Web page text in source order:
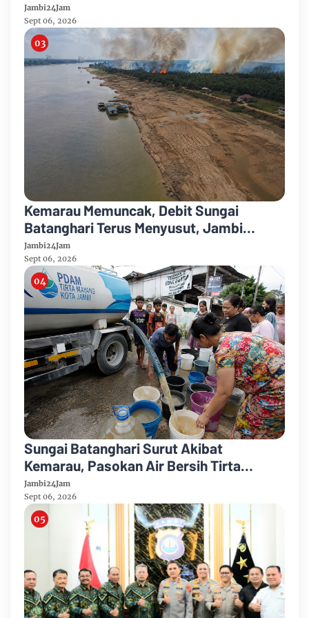
Media dan Aktivis
Jambi24Jam
Sept 06, 2026
Kemarau Memuncak, Debit Sungai
Batanghari Terus Menyusut, Jambi
Hadapi Ancaman Krisis Air Bersih dan
Karhutla
Jambi24Jam
Sept 06, 2026
Sungai Batanghari Surut Akibat
Kemarau, Pasokan Air Bersih Tirta
Mayang Jambi Keruh
Jambi24Jam
Sept 06, 2026